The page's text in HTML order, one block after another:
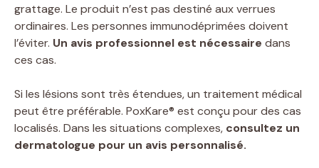
grattage. Le produit n’est pas destiné aux verrues
ordinaires. Les personnes immunodéprimées doivent
l’éviter. Un avis professionnel est nécessaire dans
ces cas.
Si les lésions sont très étendues, un traitement médical
peut être préférable. PoxKare® est conçu pour des cas
localisés. Dans les situations complexes, consultez un
dermatologue pour un avis personnalisé.